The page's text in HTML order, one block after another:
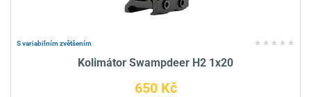
S variabilním zvětšením
Kolimátor Swampdeer H2 1x20
650 Kč